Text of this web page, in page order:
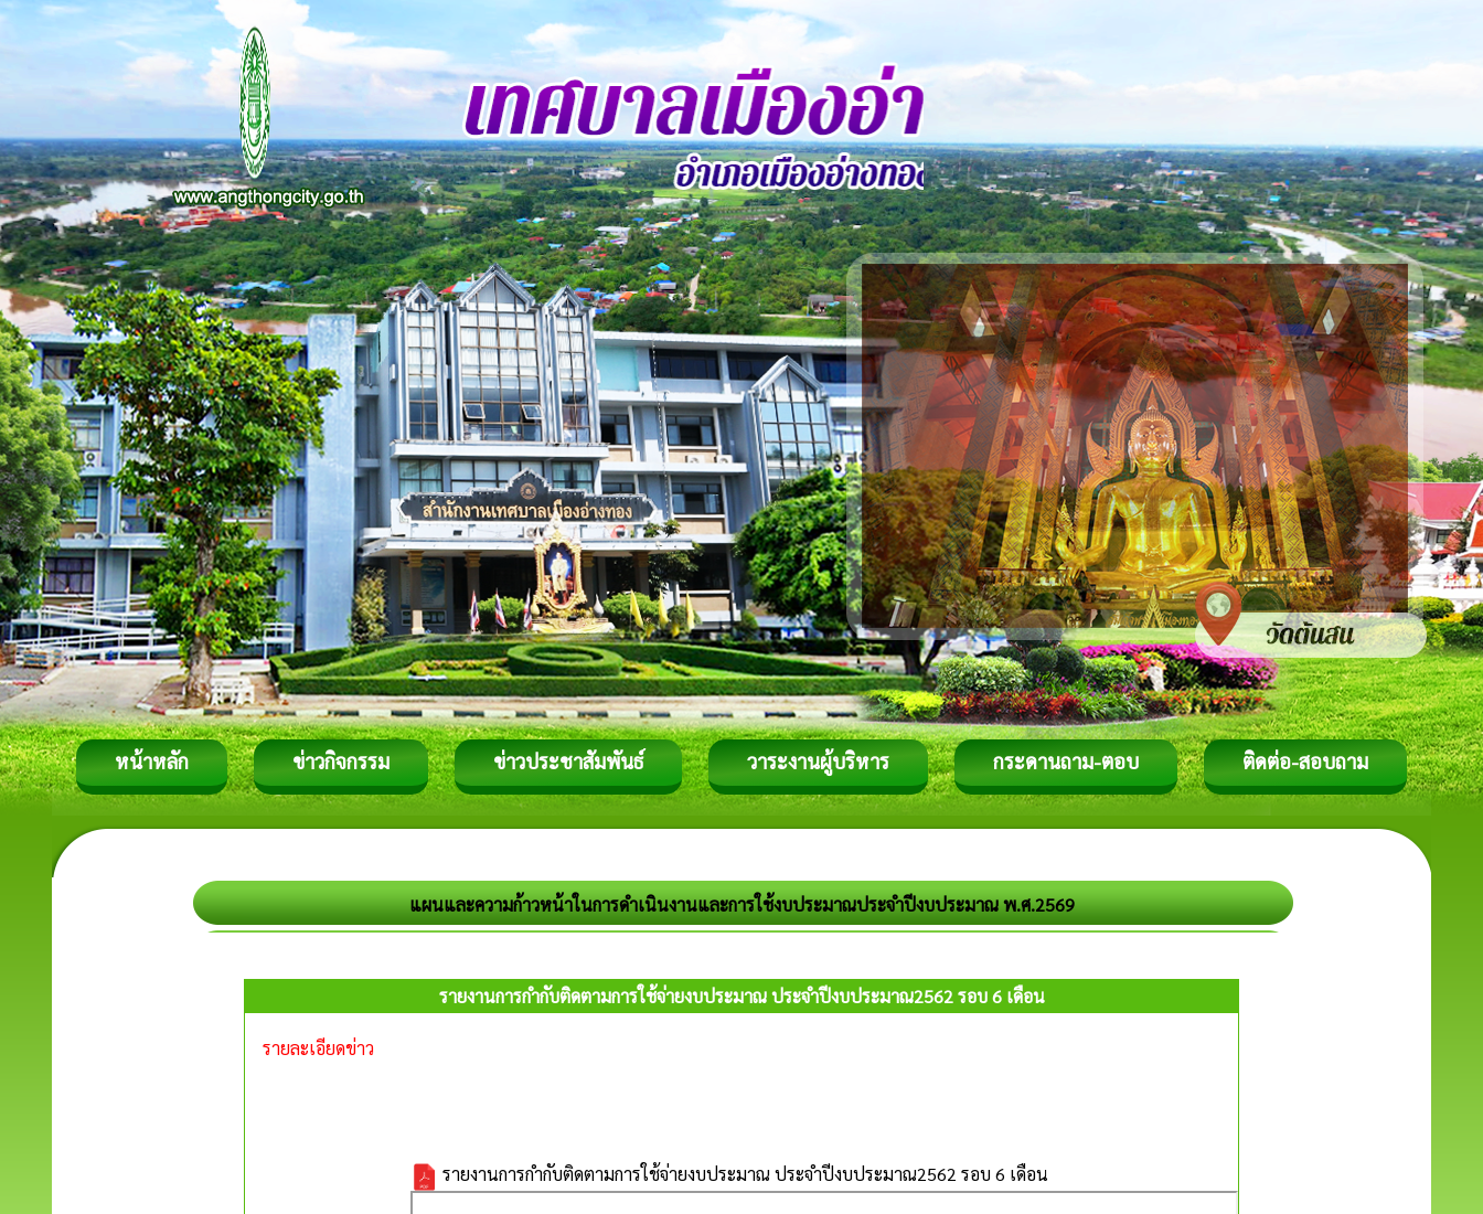
หน้าหลัก ข่าวกิจกรรม ข่าวประชาสัมพันธ์ วาระงานผู้บริหาร กระดานถาม-ตอบ ติดต่อ-สอบถาม
แผนและความก้าวหน้าในการดำเนินงานและการใช้งบประมาณประจำปีงบประมาณ พ.ศ.2569
รายงานการกำกับติดตามการใช้จ่ายงบประมาณ ประจำปีงบประมาณ2562 รอบ 6 เดือน
รายละเอียดข่าว
รายงานการกำกับติดตามการใช้จ่ายงบประมาณ ประจำปีงบประมาณ2562 รอบ 6 เดือน